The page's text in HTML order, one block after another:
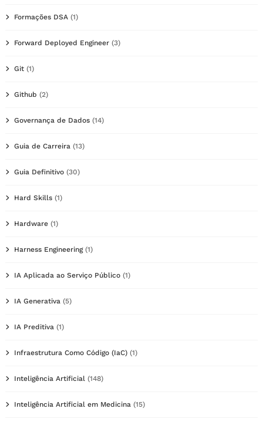
Formações DSA (1)
Forward Deployed Engineer (3)
Git (1)
Github (2)
Governança de Dados (14)
Guia de Carreira (13)
Guia Definitivo (30)
Hard Skills (1)
Hardware (1)
Harness Engineering(1)
IA Aplicada ao Serviço Público (1)
IA Generativa (5)
IA Preditiva (1)
Infraestrutura Como Código (IaC) (1)
Inteligência Artificial (148)
Inteligência Artificial em Medicina (15)